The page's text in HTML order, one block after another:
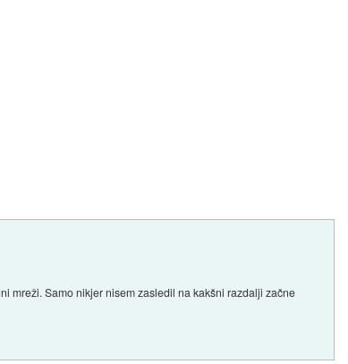
mreži. Samo nikjer nisem zasledil na kakšni razdalji začne